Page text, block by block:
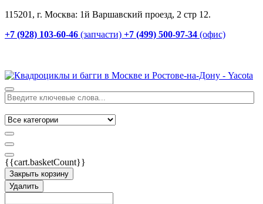
115201, г. Москва: 1й Варшавский проезд, 2 стр 12.
+7 (928) 103-60-46 (запчасти) +7 (499) 500-97-34 (офис)
{{cart.basketCount}}
Закрыть корзину
Удалить